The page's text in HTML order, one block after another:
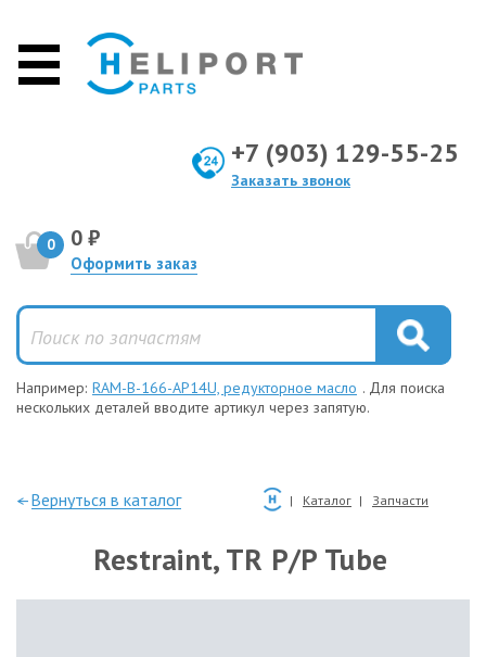
+7 (903) 129-55-25
Заказать звонок
0 0 ₽
Оформить заказ
Например: RAM-B-166-AP14U, редукторное масло . Для поиска
нескольких деталей вводите артикул через запятую.
—Вернуться в каталог Каталог Запчасти
Restraint, TR P/P Tube